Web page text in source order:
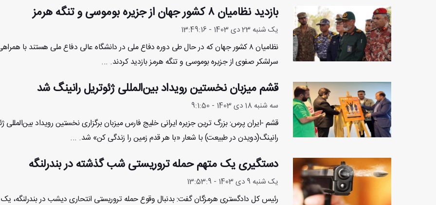
بازدید نظامیان ۸ کشور جهان از جزیره بوموسی و تنگه هرمز
یک شنبه 23 دی 1403 - 13:49:16
نظامیان ۸ کشور جهان که در حال طی دوره دفاع ملی در دانشگاه عالی دفاع ملی هستند با
سرلشکر صفوی از جزیره بوموسی و تنگه هرمز بازدید کردند. ...
قشم میزبان نخستین رویداد بین‌المللی ژئوتریل رانینگ شد
سه شنبه 18 دی 1403 - 9:1:50
قشم -ایران پرس: بزرگ ترین جزیره ایرانی خلیج فارس میزبان برگزاری نخستین رویداد بین‌المللی
رانینگ(دویدن در طبیعت) با شعار «با هر قدم زمین را زندگی کن» شد. ...
دستگیری یک متهم حمله تروریستی شب گذشته در بندرلنگه
یک شنبه 9 دی 1403 - 13:53:9
رئیس کل دادگستری هرمزگان گفت: بدنبال وقوع حمله تروریستی انتحاری دیشب در بندرلنگه، یک